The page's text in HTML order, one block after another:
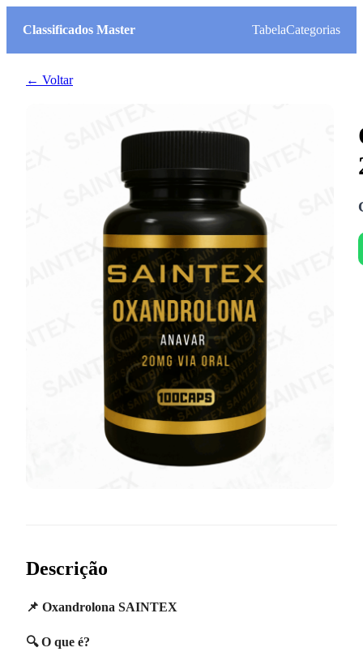
Classificados Master TabelaCategorias
← Voltar
Descrição
📌 Oxandrolona SAINTEX
🔍 O que é?